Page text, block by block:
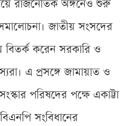
রাজনৈতিক অঙ্গনেও শুরু
জাতীয় সংসদের
বিতর্ক করেন সরকারি ও
এ প্রসঙ্গে জামায়াত ও
পরিষদের পক্ষে একাট্টা
সংবিধানের